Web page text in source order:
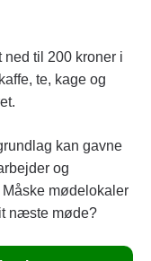
til 200 kroner i
te, kage og
kan gavne
og
mødelokaler
næste møde?